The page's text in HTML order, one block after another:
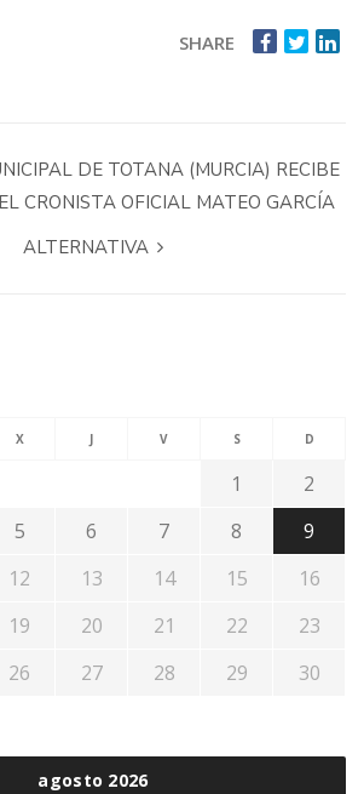
SHARE
DE TOTANA (MURCIA) RECIBE
CRONISTA OFICIAL MATEO GARCÍA
ALTERNATIVA
agosto 2026
X J V S D
1
2
5 6 7 8
9
12 13 14 15
16
19 20 21 22
23
26 27 28 29
30